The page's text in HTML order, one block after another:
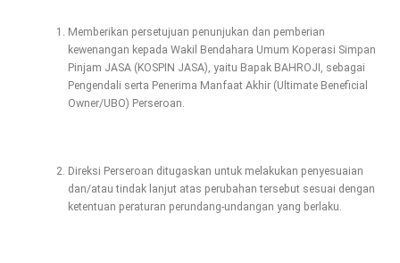
Memberikan persetujuan penunjukan dan pemberian
kewenangan kepada Wakil Bendahara Umum Koperasi Simpan
Pinjam JASA (KOSPIN JASA), yaitu Bapak BAHROJI, sebagai
Pengendali serta Penerima Manfaat Akhir (Ultimate Beneficial
Owner/UBO) Perseroan.
Direksi Perseroan ditugaskan untuk melakukan penyesuaian
dan/atau tindak lanjut atas perubahan tersebut sesuai dengan
ketentuan peraturan perundang-undangan yang berlaku.